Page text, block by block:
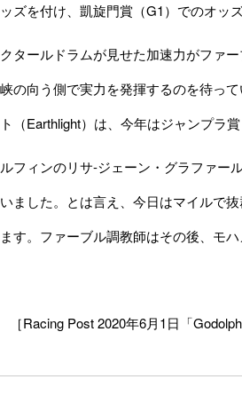
ズを付け、凱旋門賞（G1）でのオッ
タールドラムが見せた加速力がファ
の向う側で実力を発揮するのを待っ
（Earthlight）は、今年はジャンプラ
フィンのリサ-ジェーン・グラファー
ました。とは言え、今日はマイルで
す。ファーブル調教師はその後、モ
［Racing Post 2020年6月1日「